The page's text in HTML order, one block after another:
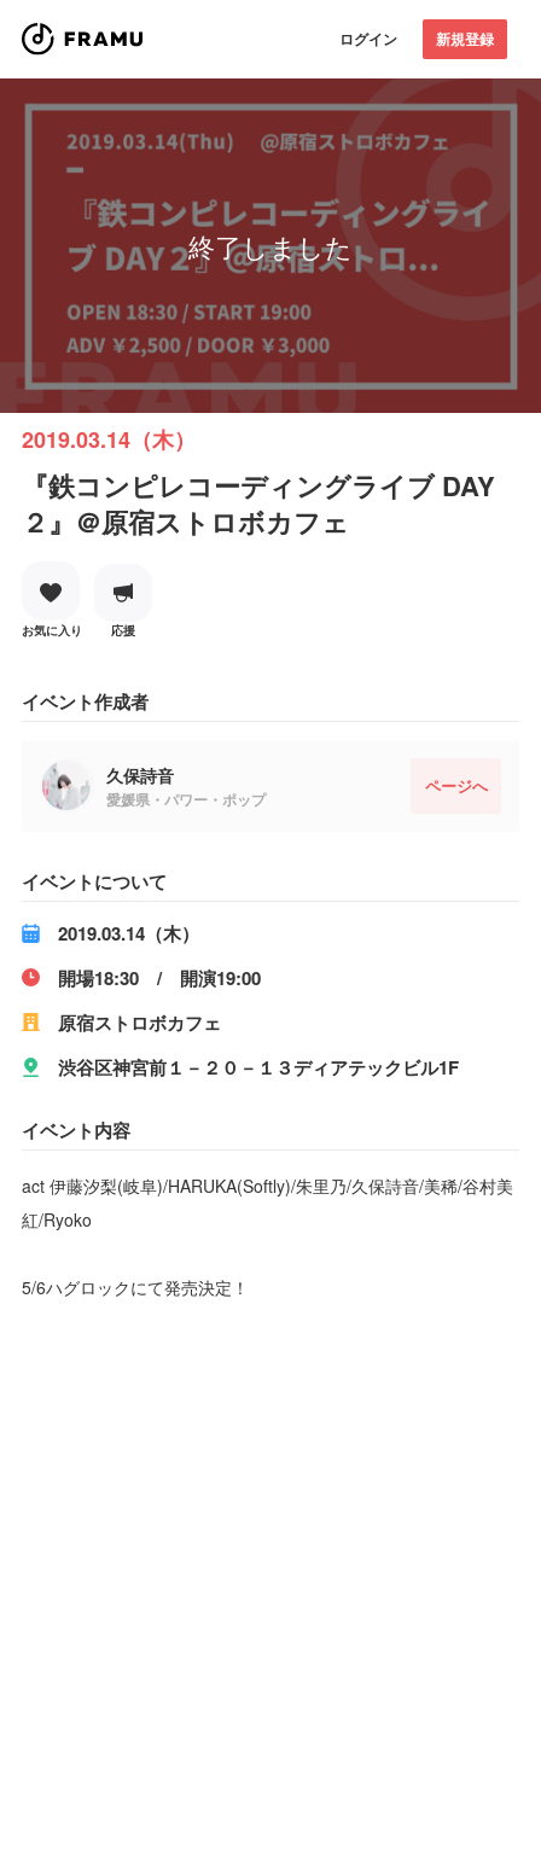
ログイン 新規登録
終了しました
2019.03.14（木）
『鉄コンピレコーディングライブ DAY
２』＠原宿ストロボカフェ
お気に入り 応援
イベント作成者
久保詩音
愛媛県・パワー・ポップ
ページへ
イベントについて
2019.03.14（木）
開場18:30 / 開演19:00
原宿ストロボカフェ
渋谷区神宮前１－２０－１３ディアテックビル1F
イベント内容
act 伊藤汐梨(岐阜)/HARUKA(Softly)/朱里乃/久保詩音/美稀/谷村美
紅/Ryoko
5/6ハグロックにて発売決定！